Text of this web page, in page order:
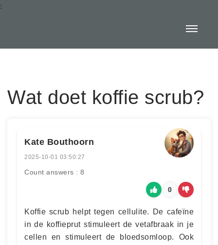
:
Wat doet koffie scrub?
Kate Bouthoorn
2025-10-01 03:50:27
Count answers : 8
0
Koffie scrub helpt tegen cellulite. De cafeïne
in de koffieprut stimuleert de vetafbraak in je
cellen en stimuleert de bloedsomloop. Ook